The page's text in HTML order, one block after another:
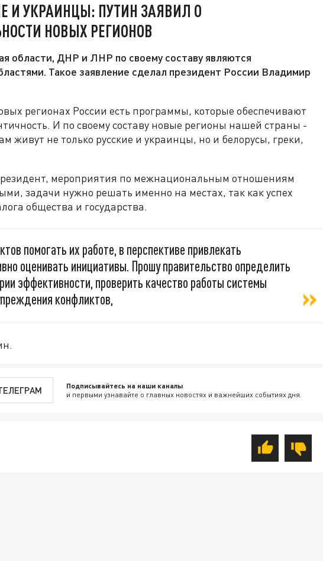
И УКРАИНЦЫ: ПУТИН ЗАЯВИЛ О
НОВЫХ РЕГИОНОВ
области, ДНР и ЛНР по своему составу являются
Такое заявление сделал президент России Владимир
регионах России есть программы, которые обеспечивают
И по своему составу новые регионы нашей страны -
живут не только русские и украинцы, но и белорусы, греки,
мероприятия по межнациональным отношениям
задачи нужно решать именно на местах, так как успех
общества и государства.
помогать их работе, в перспективе привлекать
оценивать инициативы. Прошу правительство определить
эффективности, проверить качество работы системы
конфликтов,
Подписывайтесь на наши каналы
и первыми узнавайте о главных новостях и важнейших событиях дня.